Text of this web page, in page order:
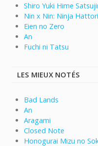
Shiro Yuki Hime
Nin x Nin: Ninja
Eien no Zero
An
Fuchi ni Tatsu
LES MIEUX NOTÉS
Bad Lands
An
Aragami
Closed Note
Honogurai Mizu no